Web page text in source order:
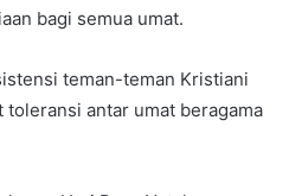
bagi semua umat.
teman-teman Kristiani
toleransi antar umat beragama